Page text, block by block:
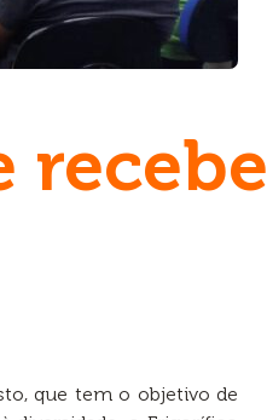
recebe
que tem o objetivo de